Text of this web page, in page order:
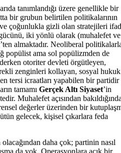
tanımlandığı üzere genellikle bir
bir grubun belirtilen politikalarının
çoğunlukla gizli olan stratejileri
iki yönlü olarak (muhalefet ve
’ten almaktadır. Neoliberal
popülist ama sol popülizmden de
otoriter devleti örgütleyen,
zenginleri kollayan, sosyal hukuk
tersi icraatları yapabilen bir partidir
tamamı Gerçek Altı Siyaset’in
Muhalefet açısından
değerler üzerinden bir
gelecek, kişisel çıkarlara feda
daha çok; partinin nasıl
da yok. Operasyonlara açık bir